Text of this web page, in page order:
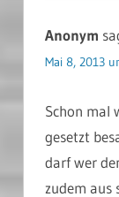
Anonym
Mai 8, 2013
Schon mal
gesetzt
darf wer
zudem aus